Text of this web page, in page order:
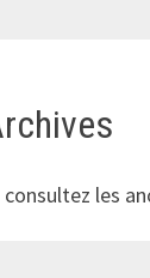
consultez les